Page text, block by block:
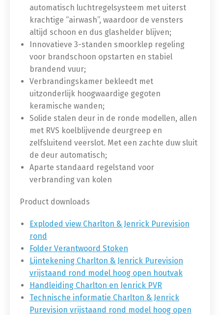
automatisch luchtregelsysteem met uiterst
krachtige “airwash”, waardoor de vensters
altijd schoon en dus glashelder blijven;
Innovatieve 3-standen smoorklep regeling
voor brandschoon opstarten en stabiel
brandend vuur;
Verbrandingskamer bekleedt met
uitzonderlijk hoogwaardige gegoten
keramische wanden;
Solide stalen deur in de ronde modellen, allen
met RVS koelblijvende deurgreep en
zelfsluitend veerslot. Met een zachte duw sluit
de deur automatisch;
Aparte standaard regelstand voor
verbranding van kolen
Product downloads
Exploded view Charlton & Jenrick Purevision
rond
Folder Verantwoord Stoken
Lijntekening Charlton & Jenrick Purevision
vrijstaand rond model hoog open houtvak
Handleiding Charlton en Jenrick PVR
Technische informatie Charlton & Jenrick
Purevision vrijstaand rond model hoog open